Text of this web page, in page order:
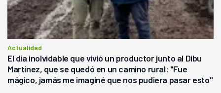
Actualidad
El día inolvidable que vivió un productor junto al Dibu
Martínez, que se quedó en un camino rural: "Fue
mágico, jamás me imaginé que nos pudiera pasar esto"